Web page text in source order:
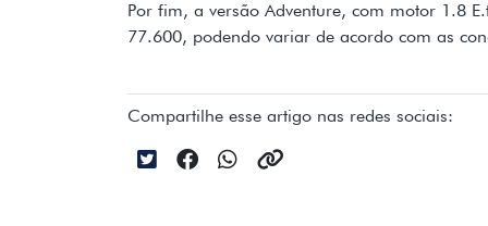
Por fim, a versão Adventure, com motor 1.8
77.600, podendo variar de acordo com as
Compartilhe esse artigo nas redes sociais: